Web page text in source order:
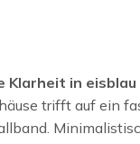
Klarheit in eisblau
trifft auf ein